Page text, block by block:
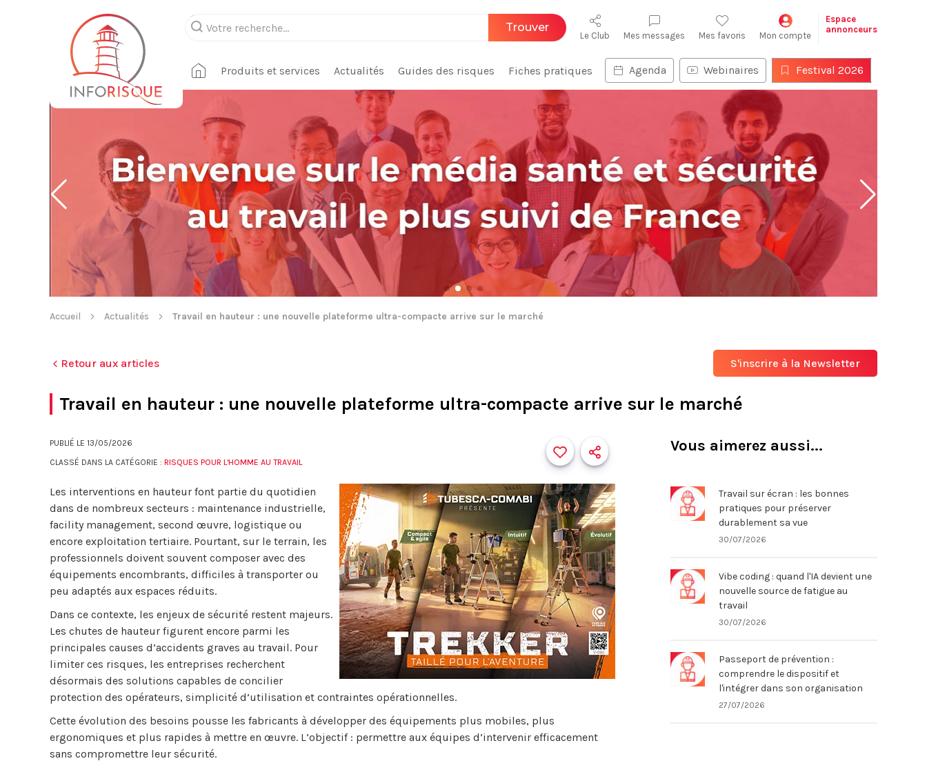
Trouver
Le Club Mes messages Mes favoris Mon compte
Espace
annonceurs
Produits et services Actualités Guides des risques Fiches pratiques Agenda Webinaires Festival 2026
Accueil Actualités Travail en hauteur : une nouvelle plateforme ultra-compacte arrive sur le marché
Retour aux articles S'inscrire à la Newsletter
Travail en hauteur : une nouvelle plateforme ultra-compacte arrive sur le marché
PUBLIÉ LE 13/05/2026
CLASSÉ DANS LA CATÉGORIE : RISQUES POUR L'HOMME AU TRAVAIL
Les interventions en hauteur font partie du quotidien
dans de nombreux secteurs : maintenance industrielle,
facility management, second œuvre, logistique ou
encore exploitation tertiaire. Pourtant, sur le terrain, les
professionnels doivent souvent composer avec des
équipements encombrants, difficiles à transporter ou
peu adaptés aux espaces réduits.
Dans ce contexte, les enjeux de sécurité restent majeurs.
Les chutes de hauteur figurent encore parmi les
principales causes d’accidents graves au travail. Pour
limiter ces risques, les entreprises recherchent
désormais des solutions capables de concilier
protection des opérateurs, simplicité d’utilisation et contraintes opérationnelles.
Cette évolution des besoins pousse les fabricants à développer des équipements plus mobiles, plus
ergonomiques et plus rapides à mettre en œuvre. L’objectif : permettre aux équipes d’intervenir efficacement
sans compromettre leur sécurité.
Vous aimerez aussi...
Travail sur écran : les bonnes
pratiques pour préserver
durablement sa vue
30/07/2026
Vibe coding : quand l'IA devient une
nouvelle source de fatigue au
travail
30/07/2026
Passeport de prévention :
comprendre le dispositif et
l'intégrer dans son organisation
27/07/2026